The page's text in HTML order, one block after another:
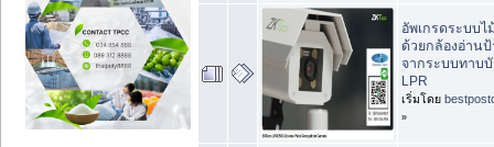
อัพเกรดระบบ
ด้วยกล้องอ่าน
จากระบบทาบบั
LPR
เริ่มโดย
»